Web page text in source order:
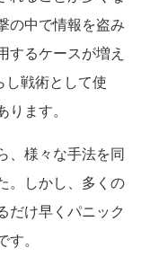
の中で情報を盗み
するケースが増え
戦術として使
ます。
、様々な手法を同
。しかし、多くの
だけ早くパニック
。